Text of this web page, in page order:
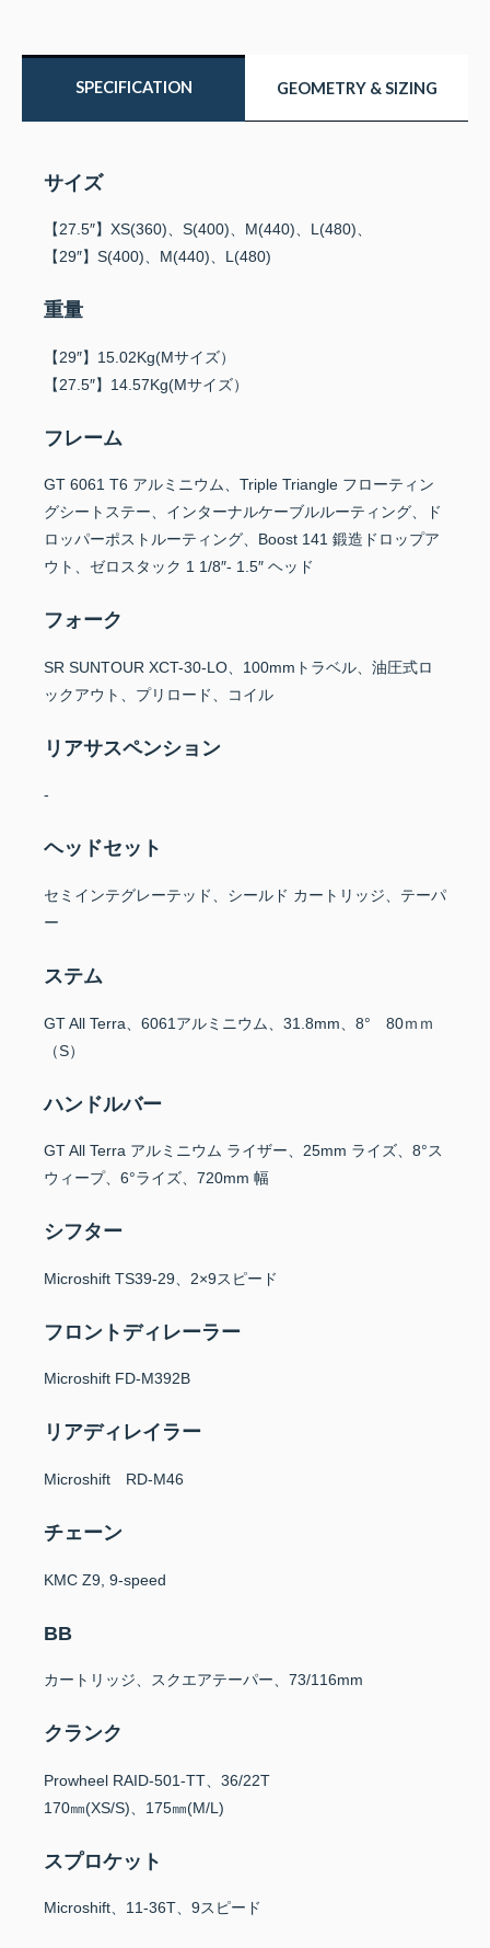
SPECIFICATION GEOMETRY & SIZING
サイズ
【27.5″】XS(360)、S(400)、M(440)、L(480)、
【29″】S(400)、M(440)、L(480)
重量
【29″】15.02Kg(Mサイズ）
【27.5″】14.57Kg(Mサイズ）
フレーム
GT 6061 T6 アルミニウム、Triple Triangle フローティン
グシートステー、インターナルケーブルルーティング、ド
ロッパーポストルーティング、Boost 141 鍛造ドロップア
ウト、ゼロスタック 1 1/8″- 1.5″ ヘッド
フォーク
SR SUNTOUR XCT-30-LO、100mmトラベル、油圧式ロ
ックアウト、プリロード、コイル
リアサスペンション
-
ヘッドセット
セミインテグレーテッド、シールド カートリッジ、テーパ
ー
ステム
GT All Terra、6061アルミニウム、31.8mm、8° 80ｍｍ
（S）
ハンドルバー
GT All Terra アルミニウム ライザー、25mm ライズ、8°ス
ウィープ、6°ライズ、720mm 幅
シフター
Microshift TS39-29、2×9スピード
フロントディレーラー
Microshift FD-M392B
リアディレイラー
Microshift RD-M46
チェーン
KMC Z9, 9-speed
BB
カートリッジ、スクエアテーパー、73/116mm
クランク
Prowheel RAID-501-TT、36/22T
170㎜(XS/S)、175㎜(M/L)
スプロケット
Microshift、11-36T、9スピード